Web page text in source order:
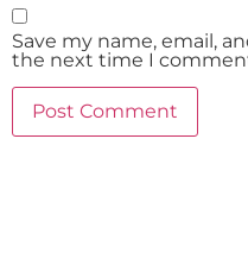
Save my name, email,
the next time I